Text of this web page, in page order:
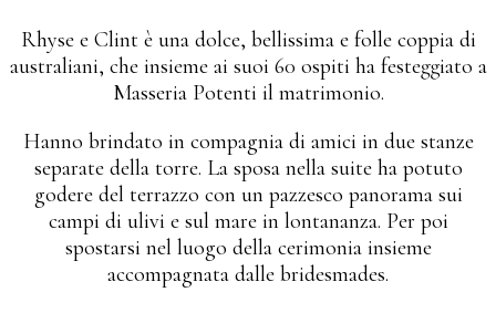
Rhyse e Clint è una dolce, bellissima e folle coppia di
australiani, che insieme ai suoi 60 ospiti ha festeggiato a
Masseria Potenti il matrimonio.
Hanno brindato in compagnia di amici in due stanze
separate della torre. La sposa nella suite ha potuto
godere del terrazzo con un pazzesco panorama sui
campi di ulivi e sul mare in lontananza. Per poi
spostarsi nel luogo della cerimonia insieme
accompagnata dalle bridesmades.